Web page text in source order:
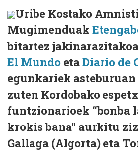
Uribe Kostako
Mugimenduak
bitartez
El Mundo etaDiario de
egunkariek asteburuan
zuten Kordobako
funtzionarioek “bonba
krokis bana" aurkitu
Gallaga (Algorta) eta